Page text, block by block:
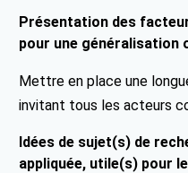
Présentation des
pour une généralisation
Mettre en place une
invitant tous les acteurs
Idées de sujet(s) de
appliquée, utile(s) pour